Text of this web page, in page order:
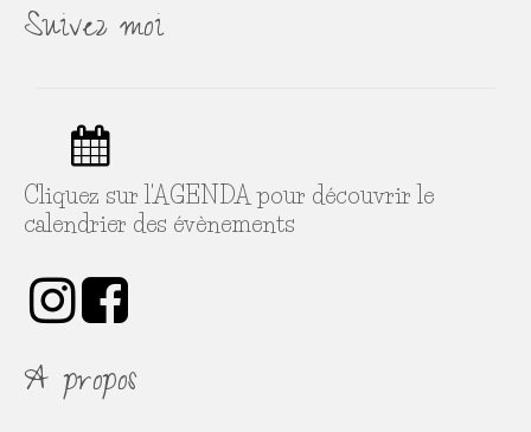
Suivez moi
Cliquez sur l'AGENDA pour découvrir le
calendrier des évènements
A propos